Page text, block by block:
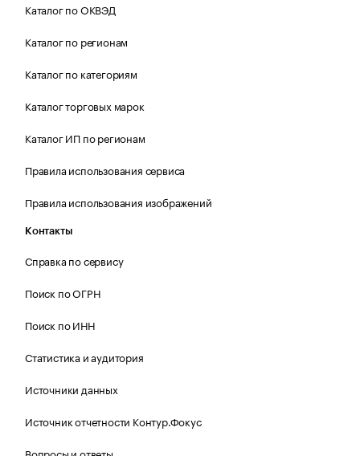
Каталог по ОКВЭД
Каталог по регионам
Каталог по категориям
Каталог торговых марок
Каталог ИП по регионам
Правила использования сервиса
Правила использования изображений
Контакты
Справка по сервису
Поиск по ОГРН
Поиск по ИНН
Статистика и аудитория
Источники данных
Источник отчетности Контур.Фокус